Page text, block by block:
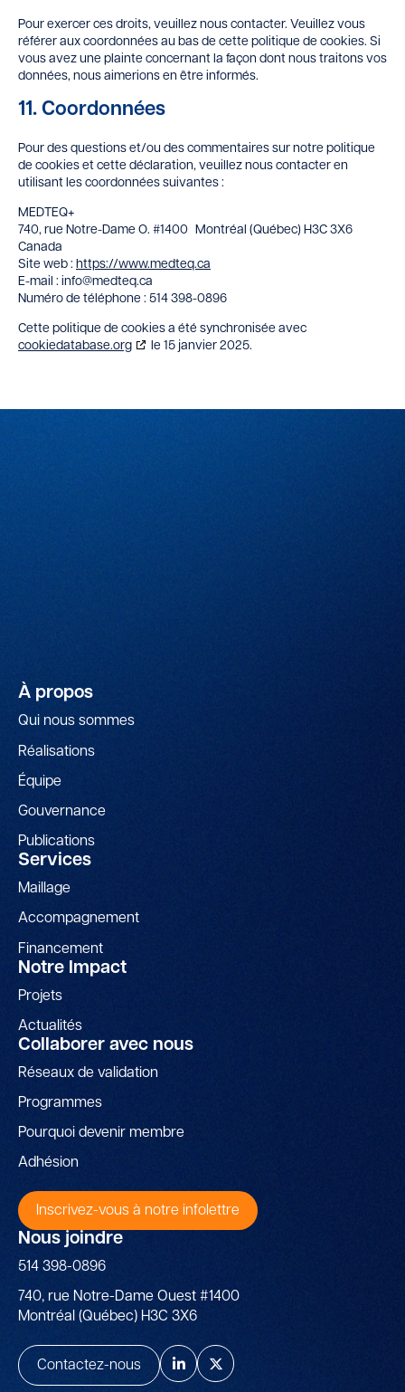
Pour exercer ces droits, veuillez nous contacter. Veuillez vous
référer aux coordonnées au bas de cette politique de cookies. Si
vous avez une plainte concernant la façon dont nous traitons vos
données, nous aimerions en être informés.
11. Coordonnées
Pour des questions et/ou des commentaires sur notre politique
de cookies et cette déclaration, veuillez nous contacter en
utilisant les coordonnées suivantes :
MEDTEQ+
740, rue Notre-Dame O. #1400 Montréal (Québec) H3C 3X6
Canada
Site web : https://www.medteq.ca
E-mail : info@medteq.ca
Numéro de téléphone : 514 398-0896
Cette politique de cookies a été synchronisée avec
cookiedatabase.org
le 15 janvier 2025.
À propos
Qui nous sommes
Réalisations
Équipe
Gouvernance
Publications
Services
Maillage
Accompagnement
Financement
Notre Impact
Projets
Actualités
Collaborer avec nous
Réseaux de validation
Programmes
Pourquoi devenir membre
Adhésion
Inscrivez-vous à notre infolettre
Nous joindre
514 398-0896
740, rue Notre-Dame Ouest #1400
Montréal (Québec) H3C 3X6
Contactez-nous